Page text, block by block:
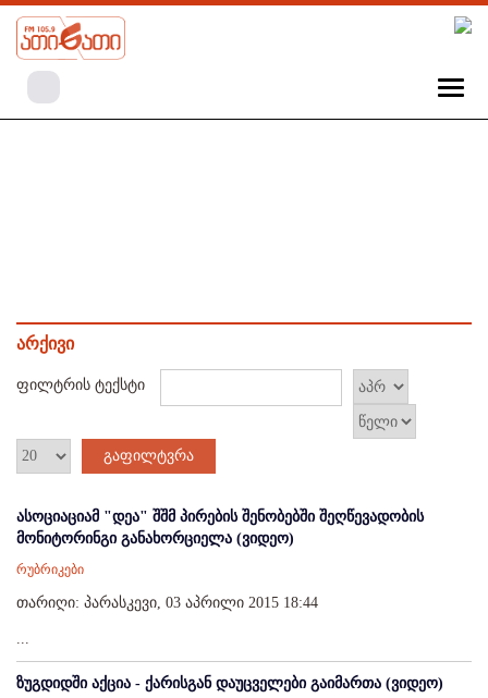
არქივი
ფილტრის ტექსტი
გაფილტვრა
ასოციაციამ "დეა" შშმ პირების შენობებში შეღწევადობის
მონიტორინგი განახორციელა (ვიდეო)
რუბრიკები
თარიღი: პარასკევი, 03 აპრილი 2015 18:44
...
ზუგდიდში აქცია - ქარისგან დაუცველები გაიმართა (ვიდეო)